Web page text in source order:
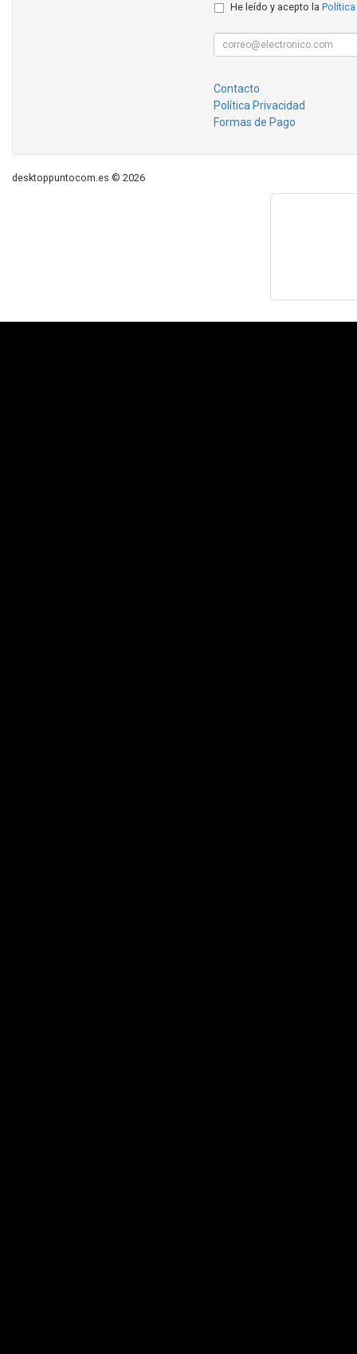
He leído y acepto la Política
Contacto
Política Privacidad
Formas de Pago
desktoppuntocom.es © 2026